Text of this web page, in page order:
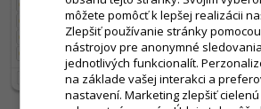
môžete pomôcť k lepšej realizácii
Zlepšiť používanie stránky
nástrojov pre anonymné
jednotlivých funkcionalít.
na základe vašej interakci a
nastavení. Marketing zlepšiť